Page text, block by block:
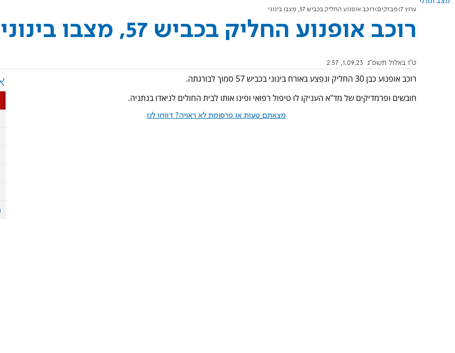
ערוץ 7 מבזקים רוכב אופנוע החליק בכביש 57, מצבו בינוני
רוכב אופנוע החליק בכביש 57, מצבו בינוני
ט"ו באלול תשפ"ג 1.09.23, 2:57
רוכב אופנוע כבן 30 החליק ונפצע באורח בינוני בכביש 57 סמוך לבורגתה.
חובשים ופרמדיקים של מד"א העניקו לו טיפול רפואי ופינו אותו לבית החולים לניאדו בנתניה.
מצאתם טעות או פרסומת לא ראויה? דווחו לנו